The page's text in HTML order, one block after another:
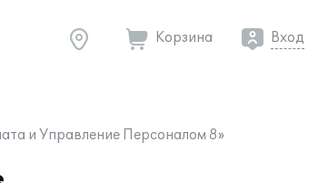
Корзина Вход
и Управление Персоналом 8»